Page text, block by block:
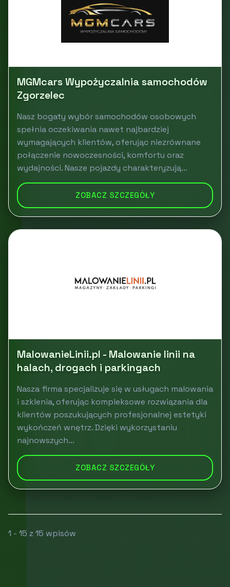
MGMcars Wypożyczalnia samochodów
Zgorzelec
Nasz bogaty wybór samochodów osobowych
spełnia oczekiwania nawet najbardziej
wymagających klientów, oferując niezrównane
połączenie nowoczesności, komfortu oraz
wydajności. Nasze pojazdy charakteryzują...
ZOBACZ SZCZEGÓŁY
MalowanieLinii.pl - Malowanie linii na
halach, drogach i parkingach
Nasza firma specjalizuje się w usługach malowania
i szklenia, oferując kompleksowe rozwiązania dla
klientów poszukujących profesjonalnej estetyki
wykończeń wnętrz. Dzięki wykorzystaniu
najnowszych...
ZOBACZ SZCZEGÓŁY
1 - 15 z 15 wpisów